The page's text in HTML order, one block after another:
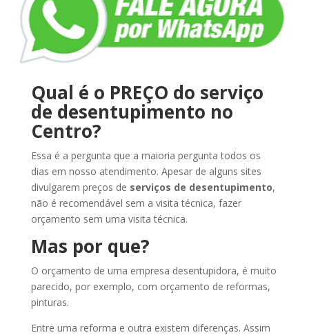
Qual é o PREÇO do serviço
de desentupimento no
Centro?
Essa é a pergunta que a maioria pergunta todos os
dias em nosso atendimento. Apesar de alguns sites
divulgarem preços de serviços de desentupimento,
não é recomendável sem a visita técnica, fazer
orçamento sem uma visita técnica.
Mas por que?
O orçamento de uma empresa desentupidora, é muito
parecido, por exemplo, com orçamento de reformas,
pinturas.
Entre uma reforma e outra existem diferenças. Assim